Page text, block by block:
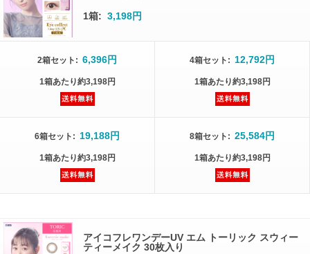
1箱: 3,198円
2箱セット : 6,396円
1箱あたり約3,198円
4箱セット : 12,792円
1箱あたり約3,198円
6箱セット : 19,188円
1箱あたり約3,198円
8箱セット : 25,584円
1箱あたり約3,198円
アイコフレワンデーUV エム トーリック スウィー
ティーメイク 30枚入り